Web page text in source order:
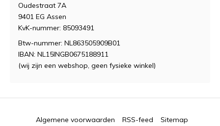
Oudestraat 7A
9401 EG Assen
KvK-nummer: 85093491
Btw-nummer: NL863505909B01
IBAN: NL15INGB0675188911
(wij zijn een webshop, geen fysieke winkel)
Algemene voorwaarden RSS-feed Sitemap